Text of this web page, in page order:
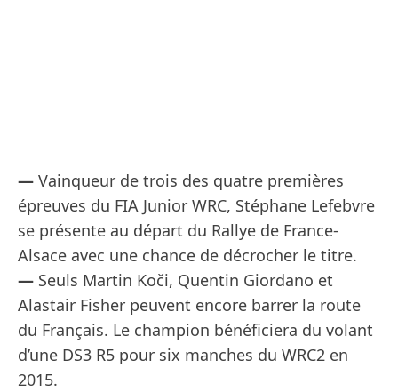
— Vainqueur de trois des quatre premières
épreuves du FIA Junior WRC, Stéphane Lefebvre
se présente au départ du Rallye de France-
Alsace avec une chance de décrocher le titre.
— Seuls Martin Koči, Quentin Giordano et
Alastair Fisher peuvent encore barrer la route
du Français. Le champion bénéficiera du volant
d’une DS3 R5 pour six manches du WRC2 en
2015.